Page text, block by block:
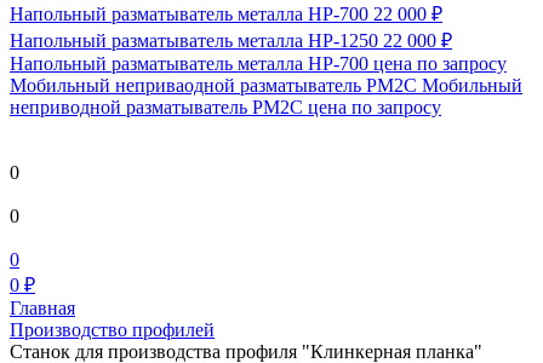
Напольный разматыватель металла HP-700 22 000 ₽
Напольный разматыватель металла HP-1250 22 000 ₽
Напольный разматыватель металла HP-700 цена по запросу
Мобильный непривaодной разматыватель РМ2С Мобильный
неприводной разматыватель РМ2С цена по запросу
0
0
0
0 ₽
Главная
Производство профилей
Станок для производства профиля "Клинкерная планка"